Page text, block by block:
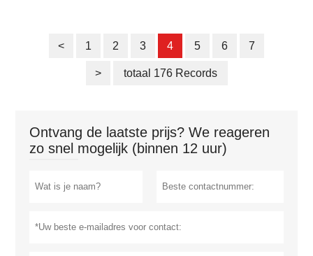
< 1 2 3 4 5 6 7
> totaal 176 Records
Ontvang de laatste prijs? We reageren
zo snel mogelijk (binnen 12 uur)